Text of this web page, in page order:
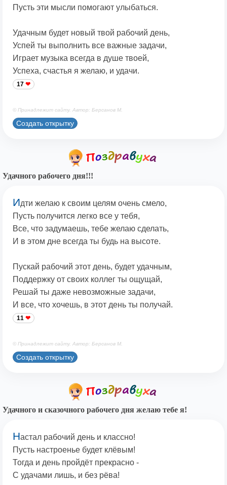
Пусть эти мысли помогают улыбаться.
Удачным будет новый твой рабочий день,
Успей ты выполнить все важные задачи,
Играет музыка всегда в душе твоей,
Успеха, счастья я желаю, и удачи.
17
© Принадлежит сайту. Автор: Берсанов М.
Создать открытку
Удачного рабочего дня!!!
Идти желаю к своим целям очень смело,
Пусть получится легко все у тебя,
Все, что задумаешь, тебе желаю сделать,
И в этом дне всегда ты будь на высоте.
Пускай рабочий этот день, будет удачным,
Поддержку от своих коллег ты ощущай,
Решай ты даже невозможные задачи,
И все, что хочешь, в этот день ты получай.
11
© Принадлежит сайту. Автор: Берсанов М.
Создать открытку
Удачного и сказочного рабочего дня желаю тебе я!
Настал рабочий день и классно!
Пусть настроенье будет клёвым!
Тогда и день пройдёт прекрасно -
С удачами лишь, и без рёва!